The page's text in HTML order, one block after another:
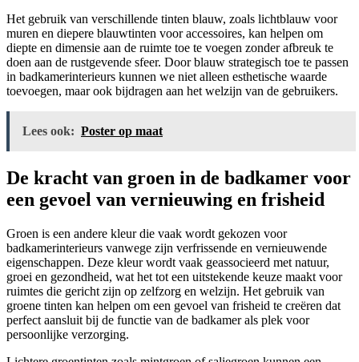
Het gebruik van verschillende tinten blauw, zoals lichtblauw voor
muren en diepere blauwtinten voor accessoires, kan helpen om
diepte en dimensie aan de ruimte toe te voegen zonder afbreuk te
doen aan de rustgevende sfeer. Door blauw strategisch toe te passen
in badkamerinterieurs kunnen we niet alleen esthetische waarde
toevoegen, maar ook bijdragen aan het welzijn van de gebruikers.
Lees ook: Poster op maat
De kracht van groen in de badkamer voor
een gevoel van vernieuwing en frisheid
Groen is een andere kleur die vaak wordt gekozen voor
badkamerinterieurs vanwege zijn verfrissende en vernieuwende
eigenschappen. Deze kleur wordt vaak geassocieerd met natuur,
groei en gezondheid, wat het tot een uitstekende keuze maakt voor
ruimtes die gericht zijn op zelfzorg en welzijn. Het gebruik van
groene tinten kan helpen om een gevoel van frisheid te creëren dat
perfect aansluit bij de functie van de badkamer als plek voor
persoonlijke verzorging.